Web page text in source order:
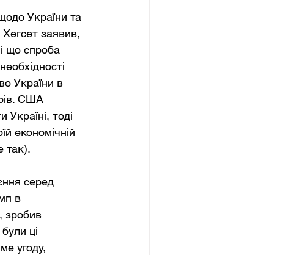
України та
заявив,
що спроба
України в
США
тоді
економічній
так).
серед
в
зробив
ці
угоду,